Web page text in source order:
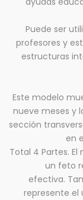
Puede ser
profesores y
estructuras
Este modelo
nueve meses y
sección
en
Total 4 Partes.
un feto
efectiva.
represente el